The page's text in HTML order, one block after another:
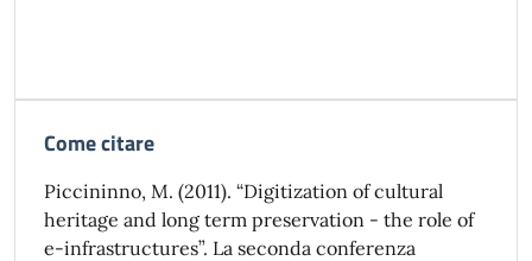
Come citare
Piccininno, M. (2011). “Digitization of cultural
heritage and long term preservation - the role of
e-infrastructures”. La seconda conferenza